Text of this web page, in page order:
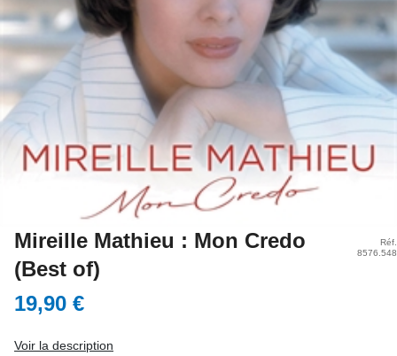
Mireille Mathieu : Mon Credo
(Best of)
Réf.
8576.548
19,90 €
Voir la description